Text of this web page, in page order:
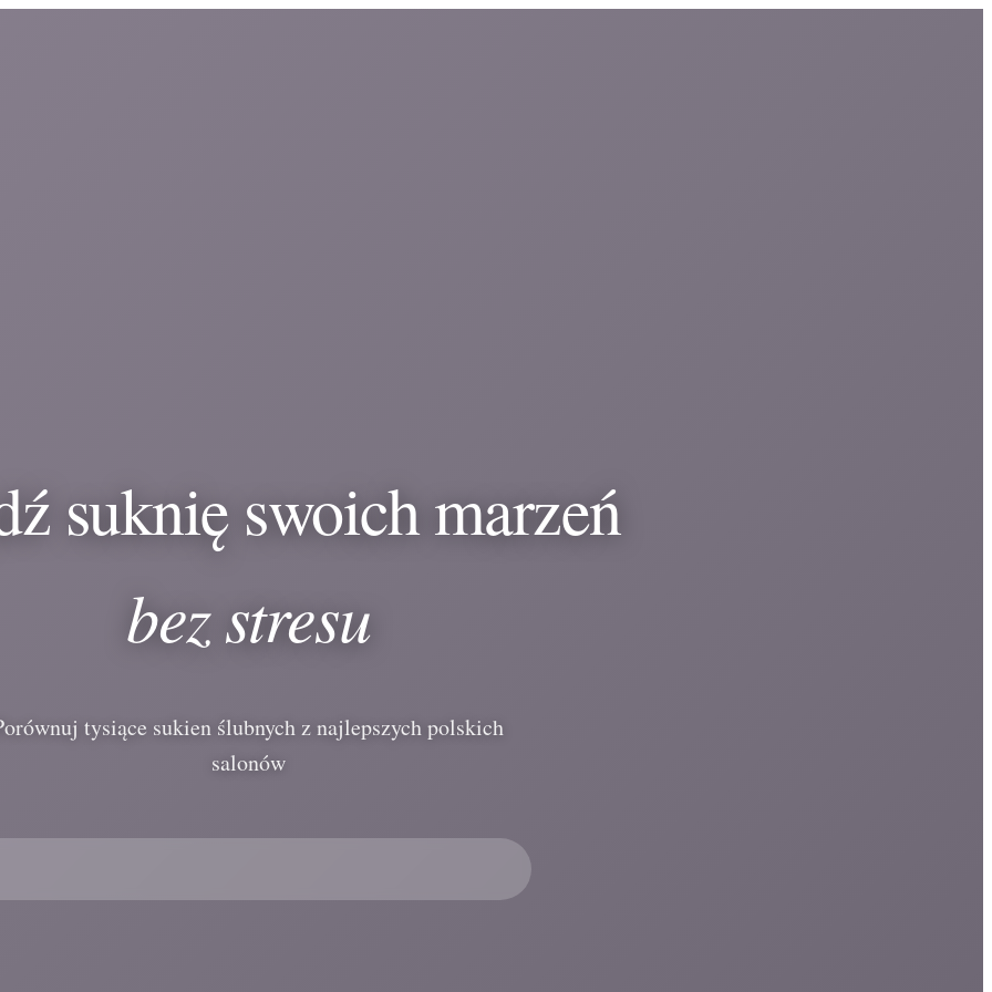
suknię swoich marzeń
bez stresu
tysiące sukien ślubnych z najlepszych polskich
salonów